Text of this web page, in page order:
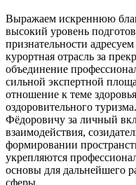
Выражаем искреннюю
высокий уровень
признательности
курортная отрасль за
объединение
сильной экспертной
отношение к теме
оздоровительного
Фёдоровичу за личный
взаимодействия,
формировании
укрепляются
основы для дальнейшего
сферы.